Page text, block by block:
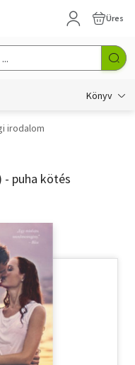
Üres
Könyv
irodalom
- puha kötés